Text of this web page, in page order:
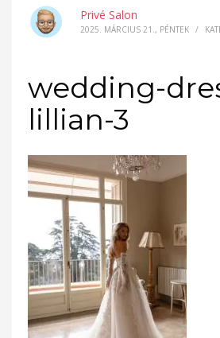
Privé Salon
2025. MÁRCIUS 21., PÉNTEK /
wedding-
lillian-3